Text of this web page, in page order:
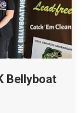
Bellyboat